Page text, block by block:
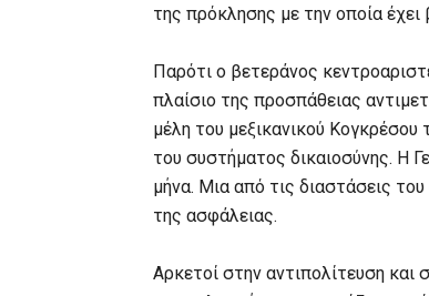
της πρόκλησης με την οποία
Παρότι ο βετεράνος
πλαίσιο της προσπάθειας
μέλη του μεξικανικού
του συστήματος δικαιοσύνης. Η
μήνα. Μια από τις διαστάσεις
της ασφάλειας.
Αρκετοί στην αντιπολίτευση και